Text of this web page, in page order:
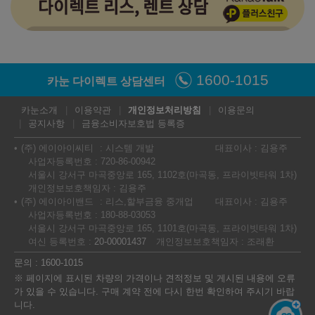
카눈 다이렉트 상담센터 1600-1015
카눈소개 이용약관 개인정보처리방침
이용문의
공지사항
금융소비자보호법 등록증
(주) 에이아이씨티 시스템 개발
대표이사 : 김용주
사업자등록번호 : 720-86-00942
서울시 강서구 마곡중앙로 165, 1102호(마곡동, 프라이빗타워 1차)
개인정보보호책임자 : 김용주
(주) 에이아이밴드
리스,할부금융 중개업
대표이사 : 김용주
사업자등록번호 : 180-88-03053
서울시 강서구 마곡중앙로 165, 1101호(마곡동, 프라이빗타워 1차)
여신 등록번호 : 20-00001437
개인정보보호책임자 : 조래환
문의 : 1600-1015
※ 페이지에 표시된 차량의 가격이나 견적정보 및 게시된 내용에 오류
가 있을 수 있습니다. 구매 계약 전에 다시 한번 확인하여 주시기 바랍
니다.